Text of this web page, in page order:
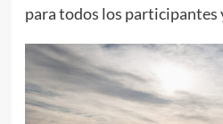
para todos los participantes